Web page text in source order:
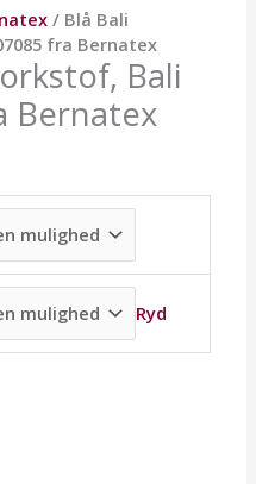
/ Blå Bali
fra Bernatex
Bali
Bernatex
Ryd